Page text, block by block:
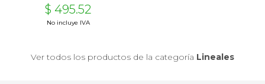
$ 495.52
No incluye IVA
Ver todos los productos de la categoría Lineales